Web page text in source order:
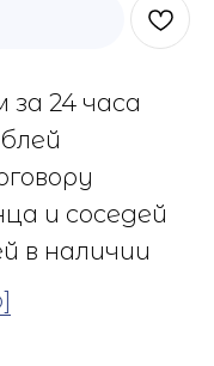
24 часа
и соседей
в наличии